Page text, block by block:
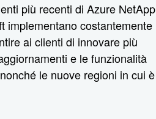
più recenti di Azure NetApp
implementano costantemente
ai clienti di innovare più
e le funzionalità
le nuove regioni in cui è